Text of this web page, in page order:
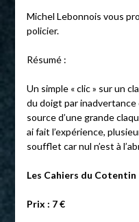
Michel Lebonnois vous
policier.
Résumé :
Un simple « clic » sur un
du doigt par inadvertance
source d’une grande
ai fait l’expérience,
soufflet car nul n’est à
Les Cahiers du Cotentin
Prix : 7 €